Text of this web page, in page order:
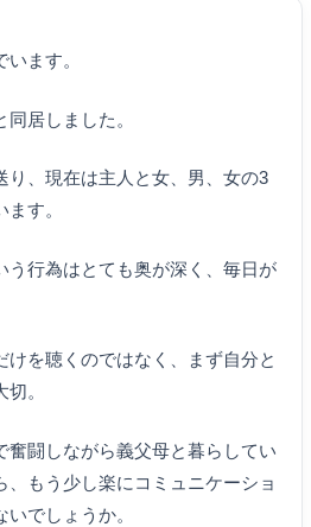
ます。
居しました。
り、現在は主人と女、男、女の3
す。
う行為はとても奥が深く、毎日が
けを聴くのではなく、まず自分と
。
奮闘しながら義父母と暮らしてい
、もう少し楽にコミュニケーショ
でしょうか。